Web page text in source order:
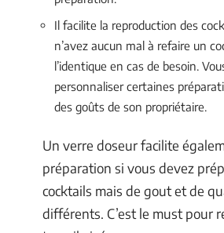
Il facilite la reproduction des
n’avez aucun mal à refaire un
l’identique en cas de besoin.
personnaliser certaines
des goûts de son propriétaire.
Un verre doseur facilite
préparation si vous devez
cocktails mais de gout et de
différents. C’est le must pour